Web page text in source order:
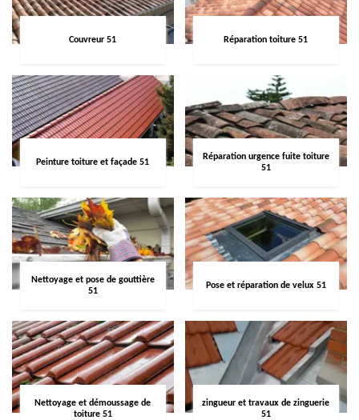
Couvreur 51 Réparation toiture 51
Peinture toiture et façade 51
Réparation urgence fuite toiture
51
Nettoyage et pose de gouttière
51
Pose et réparation de velux 51
Nettoyage et démoussage de
toiture 51
zingueur et travaux de zinguerie
51